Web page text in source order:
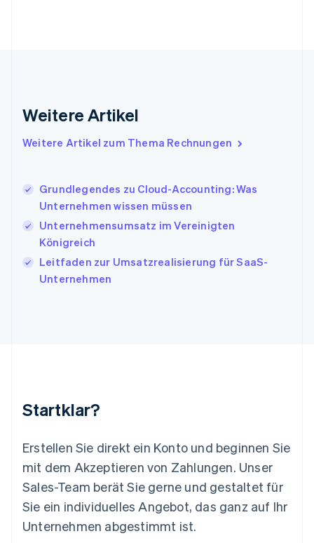
Weitere Artikel
Weitere Artikel zum Thema Rechnungen
Grundlegendes zu Cloud-Accounting: Was
Unternehmen wissen müssen
Unternehmensumsatz im Vereinigten
Königreich
Leitfaden zur Umsatzrealisierung für SaaS-
Unternehmen
Startklar?
Erstellen Sie direkt ein Konto und beginnen Sie
mit dem Akzeptieren von Zahlungen. Unser
Sales-Team berät Sie gerne und gestaltet für
Sie ein individuelles Angebot, das ganz auf Ihr
Unternehmen abgestimmt ist.
Italien
Italiano English
Japan
日本語 English
Kroatien
EnglishItaliano
Lettland
Liechtenstein
Deutsch English
Litauen
Español English
Niederlande
NederlandsEnglish
English
Österreich
Deutsch
Polen